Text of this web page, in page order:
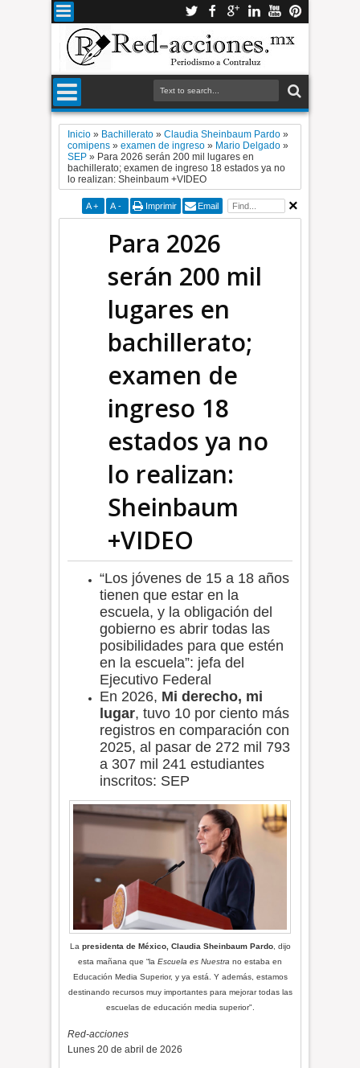
Inicio » Bachillerato »Claudia Sheinbaum Pardo »
comipens »examen de ingreso » Mario Delgado »
SEP » Para 2026 serán 200 mil lugares en
bachillerato; examen de ingreso 18 estados ya no
lo realizan: Sheinbaum +VIDEO
A + A - Imprimir Email
Para 2026
serán 200 mil
lugares en
bachillerato;
examen de
ingreso 18
estados ya no
lo realizan:
Sheinbaum
+VIDEO
“Los jóvenes de 15 a 18 años
tienen que estar en la
escuela, y la obligación del
gobierno es abrir todas las
posibilidades para que estén
en la escuela”: jefa del
Ejecutivo Federal
En 2026, Mi derecho, mi
lugar, tuvo 10 por ciento más
registros en comparación con
2025, al pasar de 272 mil 793
a 307 mil 241 estudiantes
inscritos: SEP
La presidenta de México, Claudia Sheinbaum Pardo, dijo
esta mañana que “la Escuela es Nuestra no estaba en
Educación Media Superior, y ya está. Y además, estamos
destinando recursos muy importantes para mejorar todas las
escuelas de educación media superior".
Red-acciones
Lunes 20 de abril de 2026